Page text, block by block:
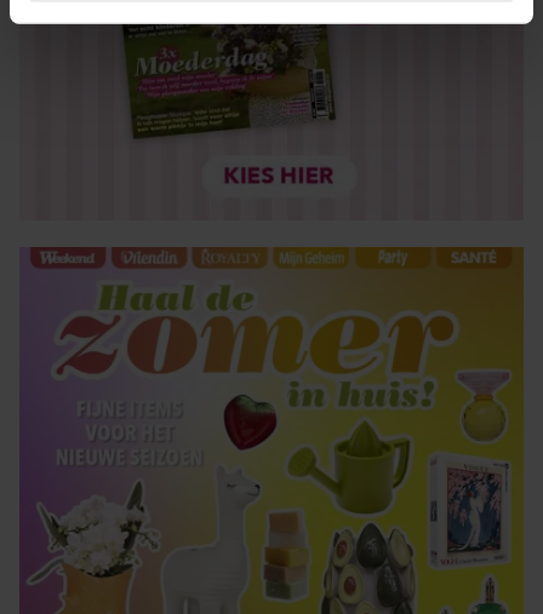
intrekken in de Cookieverklaring.
We gebruiken cookies om content en advertenties te
personaliseren, om functies voor social media te bieden
en om ons websiteverkeer te analyseren. Ook delen we
informatie over uw gebruik van onze site met onze
informatie die u aan ze heeft verstrekt of die ze hebben
verzameld op basis van uw gebruik van hun services. U
gaat akkoord met onze cookies als u onze website blijft
gebruiken.